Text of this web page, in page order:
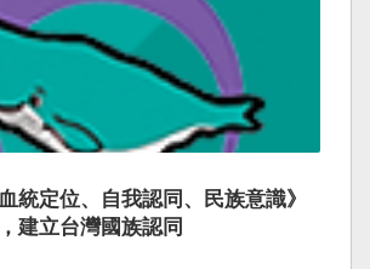
統定位、自我認同、民族意識》
建立台灣國族認同